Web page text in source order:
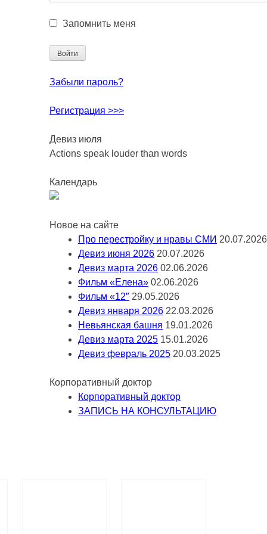
Запомнить меня
Забыли пароль?
Регистрация >>>
Девиз июля
Actions speak louder than words
Календарь
Новое на сайте
Про перестройку и нравы СМИ 20.07.2026
Девиз июня 2026 20.07.2026
Девиз марта 2026 02.06.2026
Фильм «Елена» 02.06.2026
Фильм «12″ 29.05.2026
Девиз января 2026 22.03.2026
Невьянская башня 19.01.2026
Девиз марта 2025 15.01.2026
Девиз февраль 2025 20.03.2025
Корпоративный доктор
Корпоративный доктор
ЗАПИСЬ НА КОНСУЛЬТАЦИЮ